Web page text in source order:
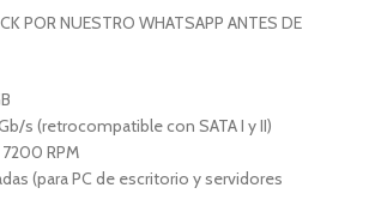
POR NUESTRO WHATSAPP ANTES DE
s (retrocompatible con SATA I y II)
RPM
(para PC de escritorio y servidores